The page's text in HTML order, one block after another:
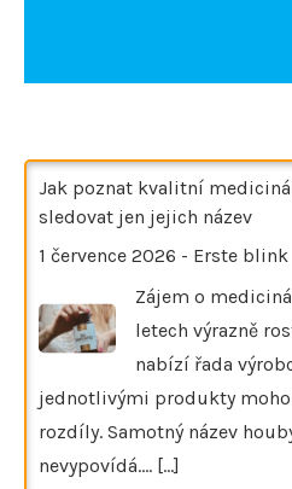
Jak poznat kvalitní
sledovat jen jejich název
1 července 2026 - Erste blink
Zájem o
letech výrazně
nabízí řada
jednotlivými produkty
rozdíly. Samotný název
nevypovídá.… [...]